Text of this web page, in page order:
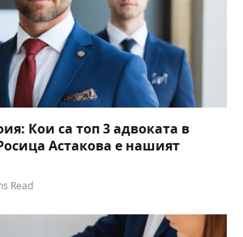
Кои са топ 3 адвоката в
Астакова е нашият
Read